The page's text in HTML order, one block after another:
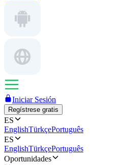
Iniciar Sesión
Regístrese gratis
ES
EnglishTürkçePortuguês
ES
EnglishTürkçePortuguês
Oportunidades